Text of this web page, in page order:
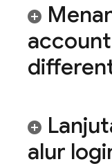
alur